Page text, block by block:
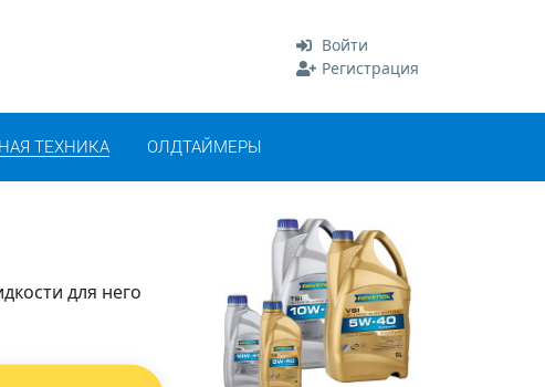
Войти
Регистрация
ТЕХНИКА ОЛДТАЙМЕРЫ
для него